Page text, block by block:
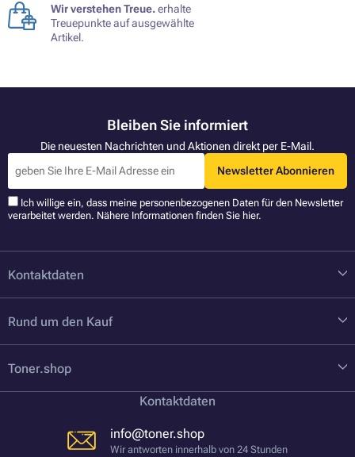
Wir verstehen Treue.erhalte
Treuepunkte auf ausgewählte
Artikel.
Bleiben Sie informiert
Die neuesten Nachrichten und Aktionen direkt per E-Mail.
Newsletter Abonnieren
Ich willige ein, dass meine personenbezogenen Daten für den Newsletter
verarbeitet werden. Nähere Informationen finden Sie hier.
Kontaktdaten
Rund um den Kauf
Toner.shop
Kontaktdaten
info@toner.shop
Wir antworten innerhalb von 24 Stunden